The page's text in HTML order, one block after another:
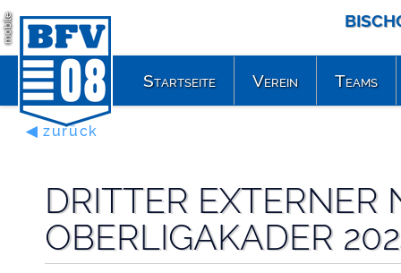
mobile
◀ zurück
DRITTER
OBERLIGAKADER
Startseite Verein Teams